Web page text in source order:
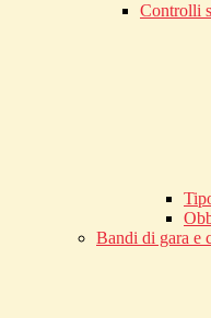
Controlli
Bandi di gara e